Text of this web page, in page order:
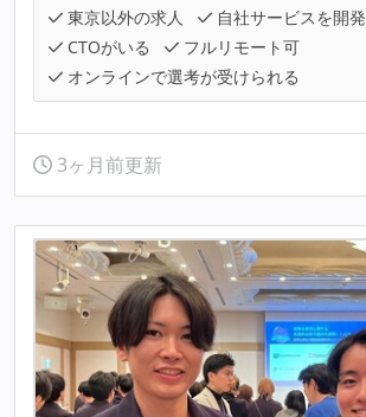
東京以外の求人
自社サービスを開発
CTOがいる
フルリモート可
オンラインで選考が受けられる
3ヶ月前更新